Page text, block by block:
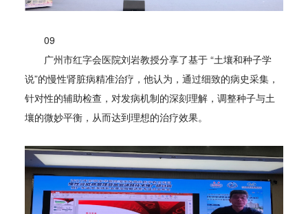
09
广州市红字会医院刘岩教授分享了基于 “土壤和种子学
说”的慢性肾脏病精准治疗，他认为，通过细致的病史采集，
针对性的辅助检查，对发病机制的深刻理解，调整种子与土
壤的微妙平衡，从而达到理想的治疗效果。